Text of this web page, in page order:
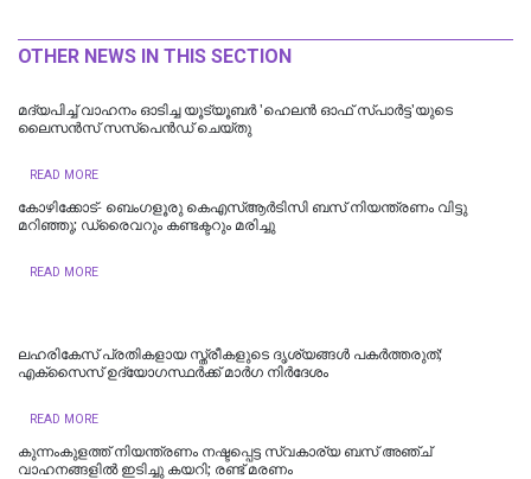
OTHER NEWS IN THIS SECTION
മദ്യപിച്ച് വാഹനം ഓടിച്ച യൂട്യൂബർ 'ഹെലൻ ഓഫ് സ്പാർട്ട'യുടെ
ലൈസൻസ് സസ്പെൻഡ് ചെയ്തു
READ MORE
കോഴിക്കോട്- ബെംഗളൂരു കെഎസ്ആര്‍ടിസി ബസ് നിയന്ത്രണം വിട്ടു
മറിഞ്ഞു; ഡ്രൈവറും കണ്ടക്ടറും മരിച്ചു
READ MORE
ലഹരികേസ് പ്രതികളായ സ്ത്രീകളുടെ ദൃശ്യങ്ങള്‍ പകര്‍ത്തരുത്;
എക്സൈസ് ഉദ്യോഗസ്ഥര്‍ക്ക് മാര്‍ഗ നിര്‍ദേശം
READ MORE
കുന്നംകുളത്ത് നിയന്ത്രണം നഷ്ടപ്പെട്ട സ്വകാര്യ ബസ് അഞ്ച്
വാഹനങ്ങളിൽ ഇടിച്ചു കയറി; രണ്ട് മരണം